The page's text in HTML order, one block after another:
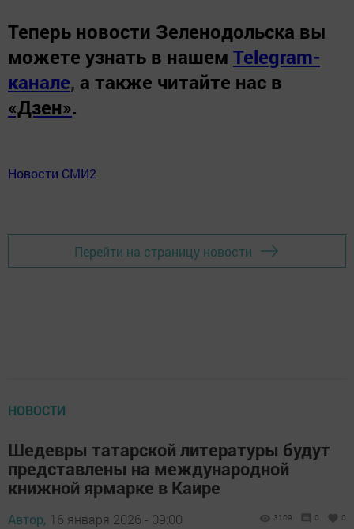
Теперь новости Зеленодольска вы
можете узнать в нашем Telegram-
канале, а также читайте нас в
«Дзен».
Новости СМИ2
Перейти на страницу новости
НОВОСТИ
Шедевры татарской литературы будут
представлены на международной
книжной ярмарке в Каире
Автор, 16 января 2026 - 09:00 3109 0 0